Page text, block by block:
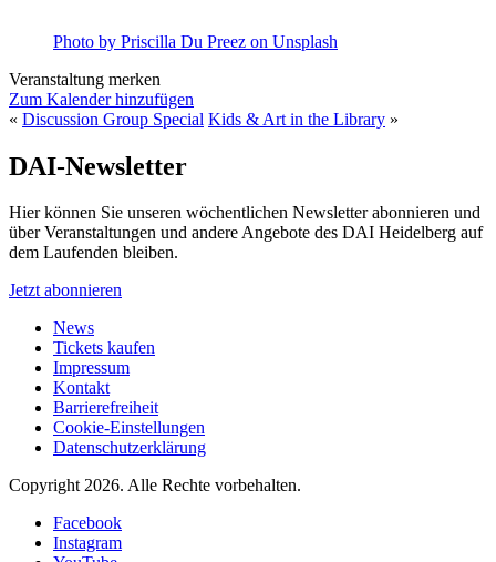
Photo by Priscilla Du Preez on Unsplash
Veranstaltung merken
Zum Kalender hinzufügen
« Discussion Group Special Kids & Art in the Library »
DAI-Newsletter
Hier können Sie unseren wöchentlichen Newsletter abonnieren und
über Veranstaltungen und andere Angebote des DAI Heidelberg auf
dem Laufenden bleiben.
Jetzt abonnieren
News
Tickets kaufen
Impressum
Kontakt
Barrierefreiheit
Cookie-Einstellungen
Datenschutzerklärung
Copyright 2026. Alle Rechte vorbehalten.
Facebook
Instagram